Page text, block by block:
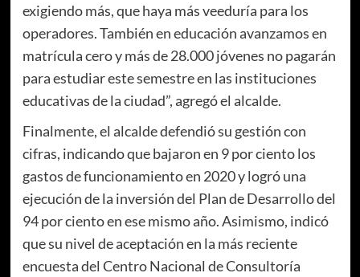
exigiendo más, que haya más veeduría para los
operadores. También en educación avanzamos en
matrícula cero y más de 28.000 jóvenes no pagarán
para estudiar este semestre en las instituciones
educativas de la ciudad”, agregó el alcalde.
Finalmente, el alcalde defendió su gestión con
cifras, indicando que bajaron en 9 por ciento los
gastos de funcionamiento en 2020 y logró una
ejecución de la inversión del Plan de Desarrollo del
94 por ciento en ese mismo año. Asimismo, indicó
que su nivel de aceptación en la más reciente
encuesta del Centro Nacional de Consultoría